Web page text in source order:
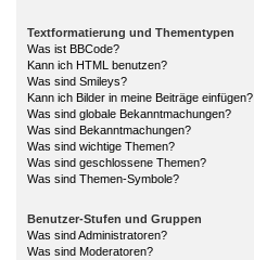
Textformatierung und Thementypen
Was ist BBCode?
Kann ich HTML benutzen?
Was sind Smileys?
Kann ich Bilder in meine Beiträge einfügen?
Was sind globale Bekanntmachungen?
Was sind Bekanntmachungen?
Was sind wichtige Themen?
Was sind geschlossene Themen?
Was sind Themen-Symbole?
Benutzer-Stufen und Gruppen
Was sind Administratoren?
Was sind Moderatoren?